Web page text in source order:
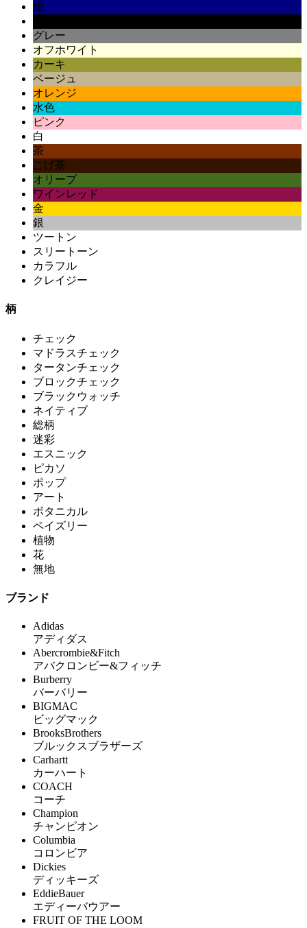
紺
グレー
オフホワイト
カーキ
ベージュ
オレンジ
水色
ピンク
白
茶
こげ茶
オリーブ
ワインレッド
金
銀
ツートン
スリートーン
カラフル
クレイジー
柄
チェック
マドラスチェック
タータンチェック
ブロックチェック
ブラックウォッチ
ネイティブ
総柄
迷彩
エスニック
ピカソ
ポップ
アート
ボタニカル
ペイズリー
植物
花
無地
ブランド
Adidas
アディダス
Abercrombie&Fitch
アバクロンビー&フィッチ
Burberry
バーバリー
BIGMAC
ビッグマック
BrooksBrothers
ブルックスブラザーズ
Carhartt
カーハート
COACH
コーチ
Champion
チャンピオン
Columbia
コロンビア
Dickies
ディッキーズ
EddieBauer
エディーバウアー
FRUIT OF THE LOOM